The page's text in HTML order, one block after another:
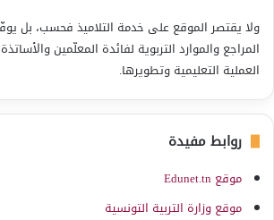
ولا يقتصر الموقع على خدمة التلاميذ فحسب، بل
المراجع والموارد التربوية لفائدة المعلّمين
العملية التعليمية وتطويرها.
روابط مفيدة
موقع Edunet.tn
موقع وزارة التربية التونسية